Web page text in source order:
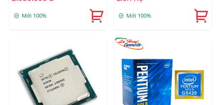
Mới 100% Mới 100%